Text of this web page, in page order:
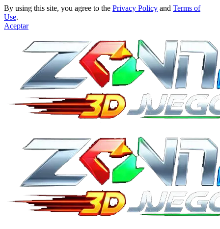
By using this site, you agree to the Privacy Policy and Terms of
Use.
Aceptar